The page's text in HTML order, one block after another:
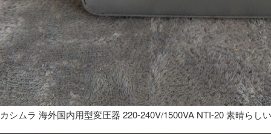
カシムラ 海外国内用型変圧器 220-240V/1500VA NTI-20 素晴らし